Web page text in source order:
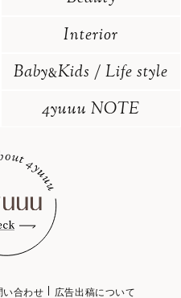
Interior
Baby&Kids / Life style
4yuuu NOTE
い合わせ 広告出稿について